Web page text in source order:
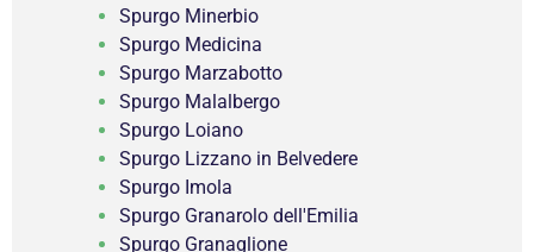
Spurgo Minerbio
Spurgo Medicina
Spurgo Marzabotto
Spurgo Malalbergo
Spurgo Loiano
Spurgo Lizzano in Belvedere
Spurgo Imola
Spurgo Granarolo dell'Emilia
Spurgo Granaglione